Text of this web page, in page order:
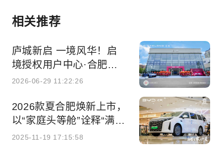
相关推荐
庐城新启 一境风华！启
境授权用户中心·合肥庐
阳蒙城北路盛大开业
2026-06-29 11:22:26
2026款夏合肥焕新上市，
以“家庭头等舱”诠释“满载
全家人的爱”
2025-11-19 17:15:58